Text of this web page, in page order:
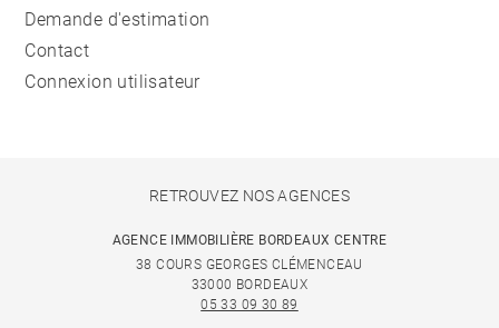
Demande d'estimation
Contact
Connexion utilisateur
RETROUVEZ NOS AGENCES
AGENCE IMMOBILIÈRE BORDEAUX CENTRE
38 COURS GEORGES CLÉMENCEAU
33000 BORDEAUX
05 33 09 30 89